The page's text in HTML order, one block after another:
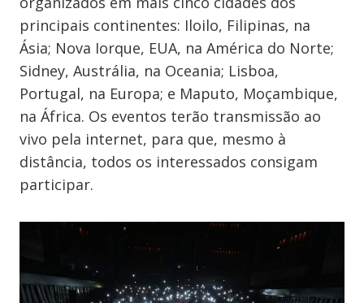
principais continentes: Iloilo, Filipinas, na
Ásia; Nova Iorque, EUA, na América do Norte;
Sidney, Austrália, na Oceania; Lisboa,
Portugal, na Europa; e Maputo, Moçambique,
na África. Os eventos terão transmissão ao
vivo pela internet, para que, mesmo à
distância, todos os interessados consigam
participar.